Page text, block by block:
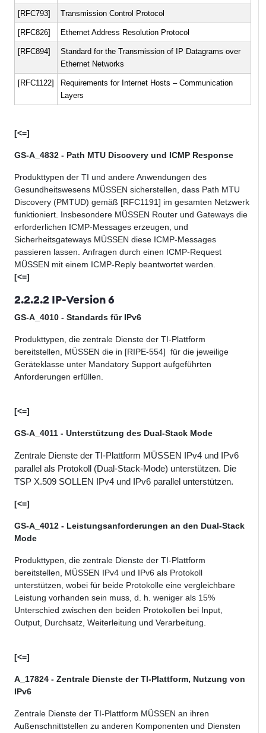
[RFC793] Transmission Control Protocol
[RFC826] Ethernet Address Resolution Protocol
[RFC894]
Standard for the Transmission of IP Datagrams over
Ethernet Networks
[RFC1122]
Requirements for Internet Hosts – Communication
Layers
[<=]
GS-A_4832 - Path MTU Discovery und ICMP Response
Produkttypen der TI und andere Anwendungen des
Gesundheitswesens MÜSSEN sicherstellen, dass Path MTU
Discovery (PMTUD) gemäß [RFC1191] im gesamten Netzwerk
funktioniert. Insbesondere MÜSSEN Router und Gateways die
erforderlichen ICMP-Messages erzeugen, und
Sicherheitsgateways MÜSSEN diese ICMP-Messages
passieren lassen. Anfragen durch einen ICMP-Request
MÜSSEN mit einem ICMP-Reply beantwortet werden.
[<=]
2.2.2.2 IP-Version 6
GS-A_4010 - Standards für IPv6
Produkttypen, die zentrale Dienste der TI-Plattform
bereitstellen, MÜSSEN die in [RIPE-554] für die jeweilige
Geräteklasse unter Mandatory Support aufgeführten
Anforderungen erfüllen.
[<=]
GS-A_4011 - Unterstützung des Dual-Stack Mode
Zentrale Dienste der TI-Plattform MÜSSEN IPv4 und IPv6
parallel als Protokoll (Dual-Stack-Mode) unterstützen. Die
TSP X.509 SOLLEN IPv4 und IPv6 parallel unterstützen.
[<=]
GS-A_4012 - Leistungsanforderungen an den Dual-Stack
Mode
Produkttypen, die zentrale Dienste der TI-Plattform
bereitstellen, MÜSSEN IPv4 und IPv6 als Protokoll
unterstützen, wobei für beide Protokolle eine vergleichbare
Leistung vorhanden sein muss, d. h. weniger als 15%
Unterschied zwischen den beiden Protokollen bei Input,
Output, Durchsatz, Weiterleitung und Verarbeitung.
[<=]
A_17824 - Zentrale Dienste der TI-Plattform, Nutzung von
IPv6
Zentrale Dienste der TI-Plattform MÜSSEN an ihren
Außenschnittstellen zu anderen Komponenten und Diensten